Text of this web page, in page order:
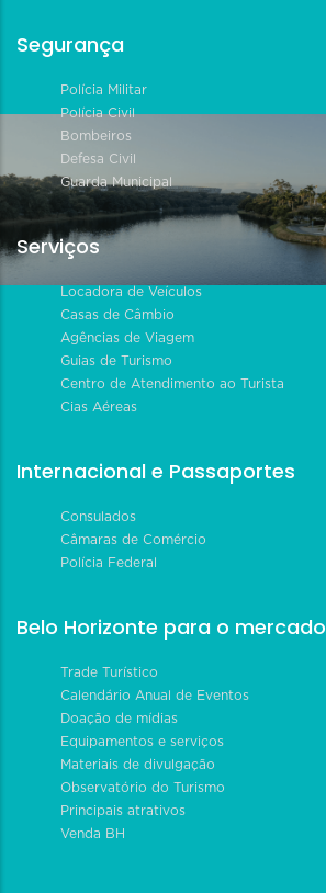
Segurança
Polícia Militar
Polícia Civil
Bombeiros
Defesa Civil
Guarda Municipal
Serviços
Locadora de Veículos
Casas de Câmbio
Agências de Viagem
Guias de Turismo
Centro de Atendimento ao Turista
Cias Aéreas
Internacional e Passaportes
Consulados
Câmaras de Comércio
Polícia Federal
Belo Horizonte para o mercado
Trade Turístico
Calendário Anual de Eventos
Doação de mídias
Equipamentos e serviços
Materiais de divulgação
Observatório do Turismo
Principais atrativos
Venda BH